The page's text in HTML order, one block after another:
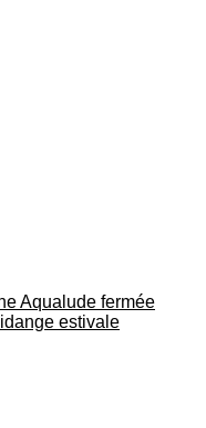
Aqualude fermée
estivale